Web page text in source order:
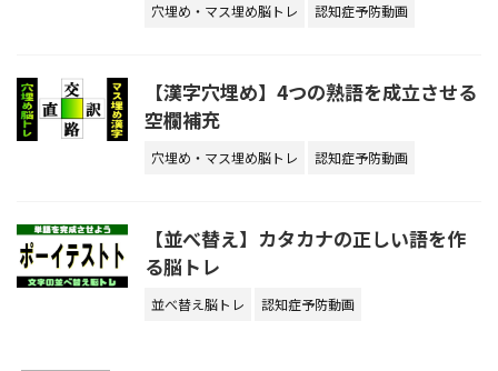
穴埋め・マス埋め脳トレ 認知症予防動画
【漢字穴埋め】4つの熟語を成立させる
空欄補充
穴埋め・マス埋め脳トレ 認知症予防動画
【並べ替え】カタカナの正しい語を作
る脳トレ
並べ替え脳トレ 認知症予防動画